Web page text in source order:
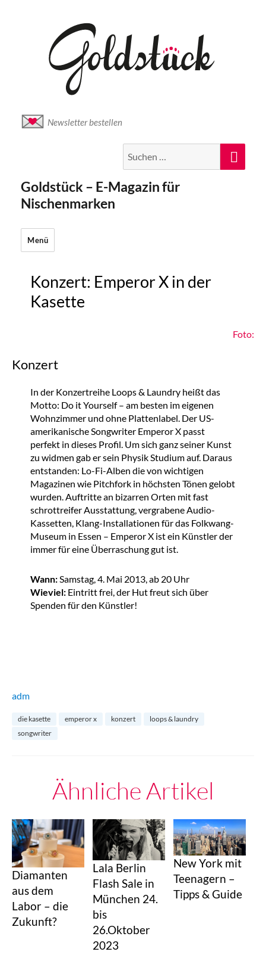
Newsletter bestellen
nach:
Goldstück – E-Magazin für
Nischenmarken
Menü
Konzert: Emperor X in der
Kasette
Foto:
Konzert
In der Konzertreihe Loops & Laundry heißt das
Motto: Do it Yourself – am besten im eigenen
Wohnzimmer und ohne Plattenlabel. Der US-
amerikanische Songwriter Emperor X passt
perfekt in dieses Profil. Um sich ganz seiner Kunst
zu widmen gab er sein Physik Studium auf. Daraus
entstanden: Lo-Fi-Alben die von wichtigen
Magazinen wie Pitchfork in höchsten Tönen gelobt
wurden. Auftritte an bizarren Orten mit fast
schrottreifer Ausstattung, vergrabene Audio-
Kassetten, Klang-Installationen für das Folkwang-
Museum in Essen – Emperor X ist ein Künstler der
immer für eine Überraschung gut ist.
Wann:Samstag, 4. Mai 2013, ab 20 Uhr
Wieviel: Eintrittfrei, der Hut freut sich über
Spenden für den Künstler!
adm
die kasette emperor x konzert
loops & laundry
songwriter
Ähnliche Artikel
Diamanten
aus dem
Labor – die
Zukunft?
Lala Berlin
Flash Sale in
München 24.
bis
26.Oktober
2023
New York mit
Teenagern –
Tipps & Guide